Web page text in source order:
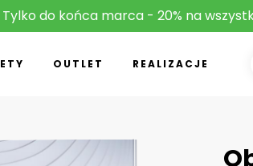
Tylko do końca marca - 20% na
OUTLET REALIZACJE